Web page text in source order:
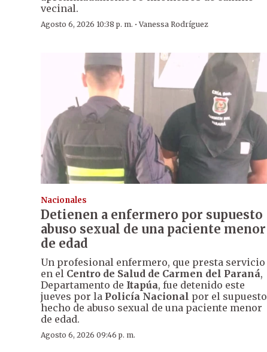
vecinal.
Agosto 6, 2026 10:38 p. m. ·Vanessa Rodríguez
Nacionales
Detienen a enfermero por supuesto
abuso sexual de una paciente menor
de edad
Un profesional enfermero, que presta servicio
en el Centro de Salud de Carmen del Paraná,
Departamento de Itapúa, fue detenido este
jueves por la Policía Nacional por el supuesto
hecho de abuso sexual de una paciente menor
de edad.
Agosto 6, 2026 09:46 p. m.